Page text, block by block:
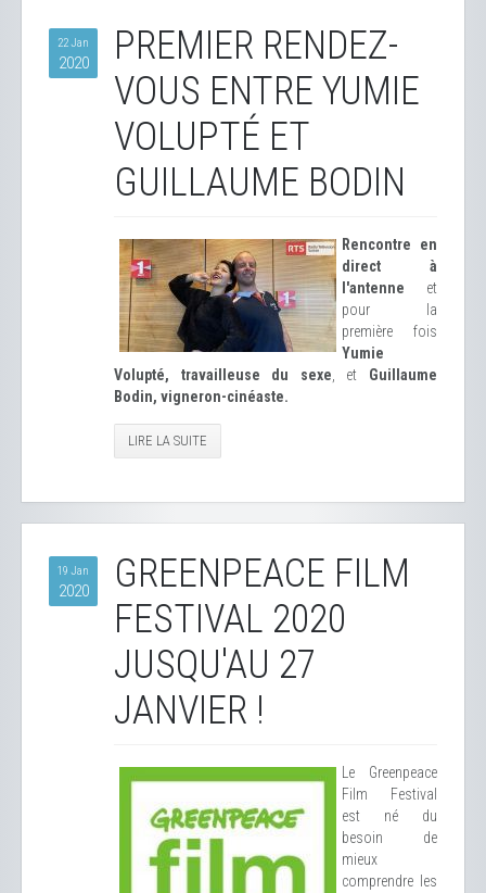
22 Jan
2020
PREMIER RENDEZ-
VOUS ENTRE YUMIE
VOLUPTÉ ET
GUILLAUME BODIN
Rencontre en
direct à
l'antenne et
pour la
première fois
Yumie
Volupté, travailleuse du sexe , et Guillaume
Bodin, vigneron-cinéaste.
LIRE LA SUITE
19 Jan
2020
GREENPEACE FILM
FESTIVAL 2020
JUSQU'AU 27
JANVIER !
Le Greenpeace
Film Festival
est né du
besoin de
mieux
comprendre les